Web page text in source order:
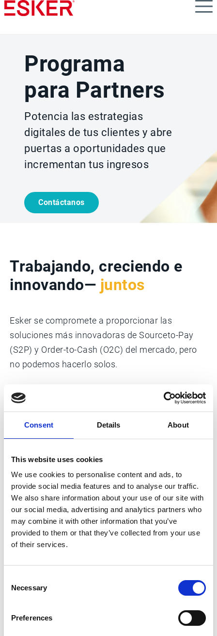
Consent Details About
This website uses cookies
We use cookies to personalise content and ads, to
provide social media features and to analyse our traffic.
We also share information about your use of our site with
our social media, advertising and analytics partners who
may combine it with other information that you’ve
provided to them or that they’ve collected from your use
of their services.
Selection
Necessary
Preferences
Skip
to
Programa
para Partners
Potencia las estrategias
digitales de tus clientes y abre
puertas a oportunidades que
incrementan tus ingresos
Contáctanos
Trabajando, creciendo e
innovando— juntos
Esker se compromete a proporcionar las
soluciones más innovadoras de Sourceto-Pay
(S2P) y Order-to-Cash (O2C) del mercado, pero
no podemos hacerlo solos.
Por eso, hemos construido una red mundial de
socios de confianza que ofrecen su experiencia
técnica, su presencia geográfica y una amplia
gama de servicios compatibles para
proporcionar un valor añadido real a los clientes.